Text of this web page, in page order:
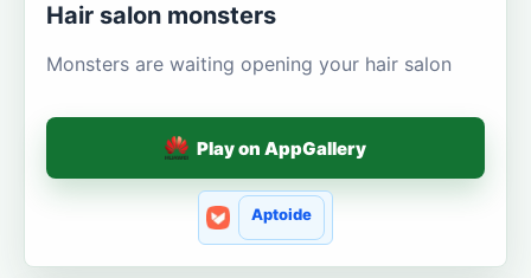
Hair salon monsters
Monsters are waiting opening your hair salon
Play on AppGallery
Aptoide